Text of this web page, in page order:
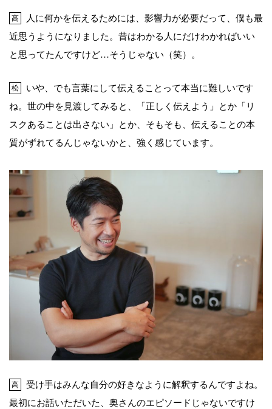
高
人に何かを伝えるためには、影響力が必要だって、僕も最
近思うようになりました。昔はわかる人にだけわかればいい
と思ってたんですけど…そうじゃない（笑）。
松
いや、でも言葉にして伝えることって本当に難しいです
ね。世の中を見渡してみると、「正しく伝えよう」とか「リ
スクあることは出さない」とか、そもそも、伝えることの本
質がずれてるんじゃないかと、強く感じています。
高
受け手はみんな自分の好きなように解釈するんですよね。
最初にお話いただいた、奥さんのエピソードじゃないですけ